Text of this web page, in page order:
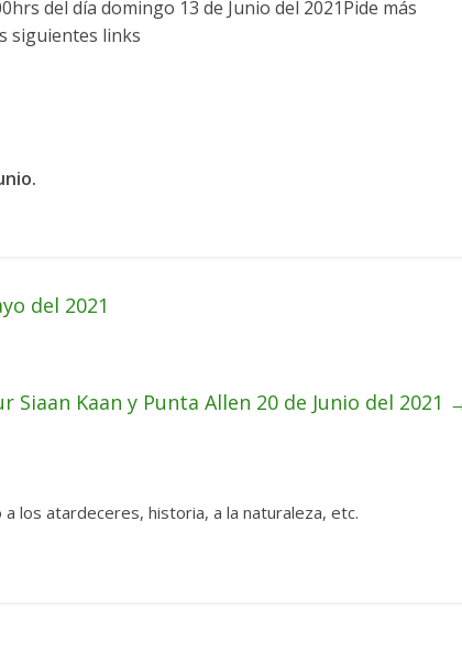
del día domingo 13 de Junio del 2021Pide más
siguientes links
del 2021
Siaan Kaan y Punta Allen 20 de Junio del 2021
los atardeceres, historia, a la naturaleza, etc.